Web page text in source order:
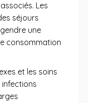
Les
séjours
une
consommation
et les soins